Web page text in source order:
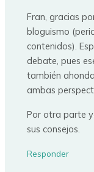
Fran, gracias
bloguismo
contenidos).
debate, pues
también
ambas
Por otra parte
sus consejos.
Responder